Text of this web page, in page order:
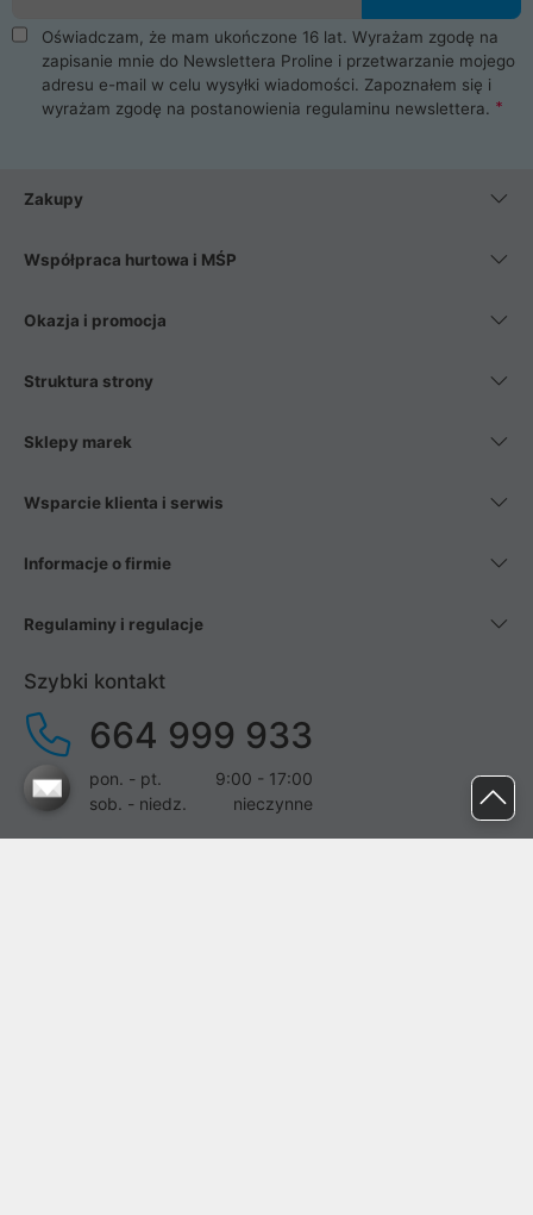
Oświadczam, że mam ukończone 16 lat. Wyrażam zgodę na
zapisanie mnie do Newslettera Proline i przetwarzanie mojego
adresu e-mail w celu wysyłki wiadomości. Zapoznałem się i
wyrażam zgodę na postanowienia regulaminu newslettera.
Zakupy
Współpraca hurtowa i MŚP
Okazja i promocja
Struktura strony
Sklepy marek
Wsparcie klienta i serwis
Informacje o firmie
Regulaminy i regulacje
Szybki kontakt
664 999 933
pon. - pt.
9:00 - 17:00
sob. - niedz.
nieczynne